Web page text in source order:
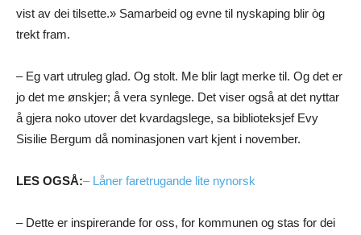
vist av dei tilsette.» Samarbeid og evne til nyskaping blir òg
trekt fram.
– Eg vart utruleg glad. Og stolt. Me blir lagt merke til. Og det er
jo det me ønskjer; å vera synlege. Det viser også at det nyttar
å gjera noko utover det kvardagslege, sa biblioteksjef Evy
Sisilie Bergum då nominasjonen vart kjent i november.
LES OGSÅ:– Låner faretrugande lite nynorsk
– Dette er inspirerande for oss, for kommunen og stas for dei